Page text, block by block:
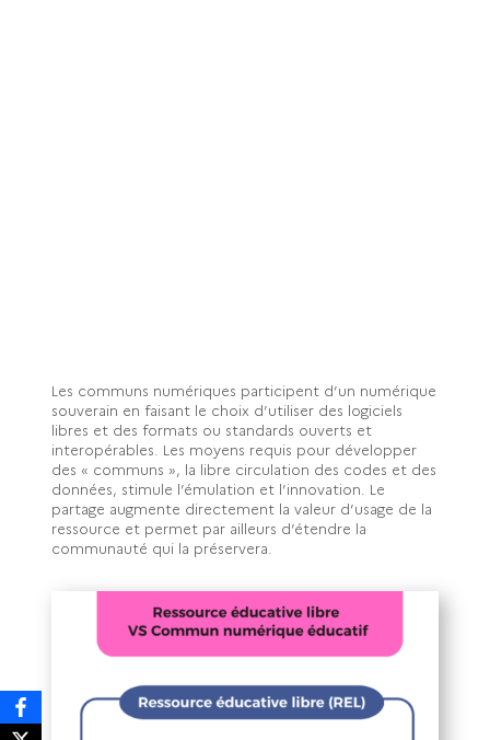
Les communs numériques participent d’un numérique
souverain en faisant le choix d’utiliser des logiciels
libres et des formats ou standards ouverts et
interopérables. Les moyens requis pour développer
des « communs », la libre circulation des codes et des
données, stimule l’émulation et l’innovation. Le
partage augmente directement la valeur d’usage de la
ressource et permet par ailleurs d’étendre la
communauté qui la préservera.